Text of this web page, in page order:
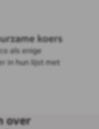
koers
als enige
in hun lijst met
over